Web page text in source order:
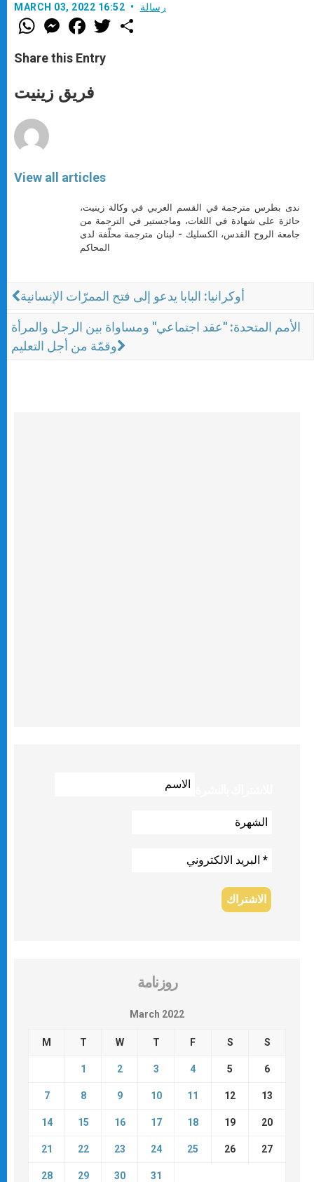
MARCH 03, 2022 16:52 رسالة
W
h
t
s
p
p
M
e
s
e
g
e
F
a
e
b
o
k
w
Share this Entry
فريق زينيت
View all articles
ندى بطرس مترجمة في القسم العربي في وكالة زينيت،
حائزة على شهادة في اللغات، وماجستير في الترجمة من
جامعة الروح القدس، الكسليك - لبنان مترجمة محلّفة لدى
المحاكم
أوكرانيا: البابا يدعو إلى فتح الممرّات الإنسانية
الأمم المتحدة: "عقد اجتماعي" ومساواة بين الرجل والمرأة
وقمّة من أجل التعليم
روزنامة
March 2022
M T W T F S S
1 2 3 4 5 6
7 8 9 10 11 12 13
14 15 16 17 18 19 20
21 22 23 24 25 26 27
28 29 30 31